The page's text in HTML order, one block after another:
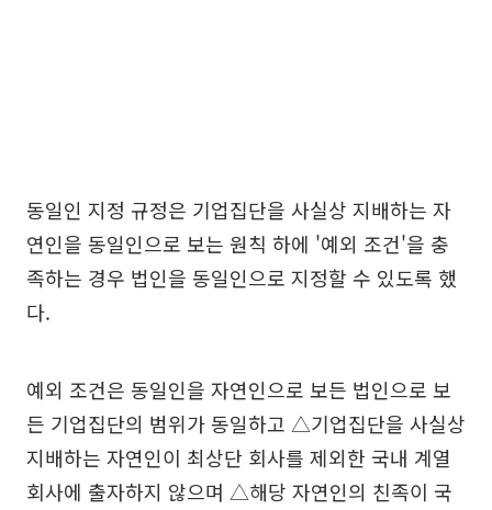
동일인 지정 규정은 기업집단을 사실상 지배하는 자
연인을 동일인으로 보는 원칙 하에 '예외 조건'을 충
족하는 경우 법인을 동일인으로 지정할 수 있도록 했
다.
예외 조건은 동일인을 자연인으로 보든 법인으로 보
든 기업집단의 범위가 동일하고 △기업집단을 사실상
지배하는 자연인이 최상단 회사를 제외한 국내 계열
회사에 출자하지 않으며 △해당 자연인의 친족이 국